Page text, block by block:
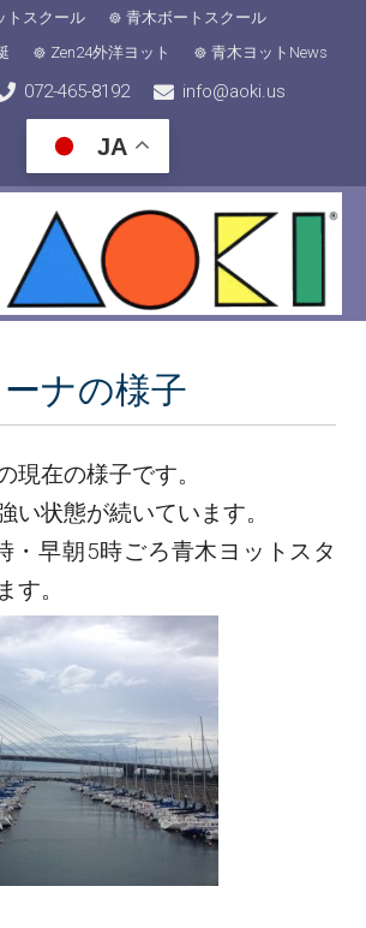
トスクール
青木ボートスクール
Zen24外洋ヨット 青木ヨットNews
072-465-8192 info@aoki.us
JA
ナの様子
現在の様子です。
い状態が続いています。
・早朝5時ごろ青木ヨットスタ
す。